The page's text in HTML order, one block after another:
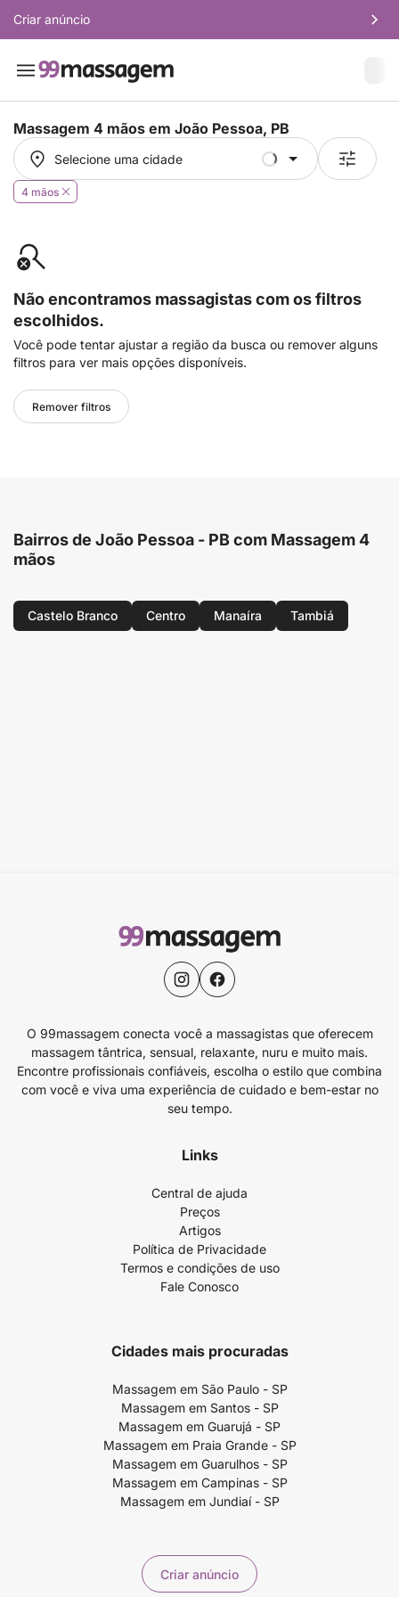
Criar anúncio
Massagem 4 mãos em João Pessoa, PB
Selecione uma cidade
Selecione uma cidade
4 mãos
Não encontramos massagistas com os filtros
escolhidos.
Você pode tentar ajustar a região da busca ou remover alguns
filtros para ver mais opções disponíveis.
Remover filtros
Bairros de João Pessoa - PB com Massagem 4
mãos
Castelo Branco Centro Manaíra Tambiá
O 99massagem conecta você a massagistas que oferecem
massagem tântrica, sensual, relaxante, nuru e muito mais.
Encontre profissionais confiáveis, escolha o estilo que combina
com você e viva uma experiência de cuidado e bem-estar no
seu tempo.
Links
Central de ajuda
Preços
Artigos
Política de Privacidade
Termos e condições de uso
Fale Conosco
Cidades mais procuradas
Massagem em São Paulo - SP
Massagem em Santos - SP
Massagem em Guarujá - SP
Massagem em Praia Grande - SP
Massagem em Guarulhos - SP
Massagem em Campinas - SP
Massagem em Jundiaí - SP
Criar anúncio